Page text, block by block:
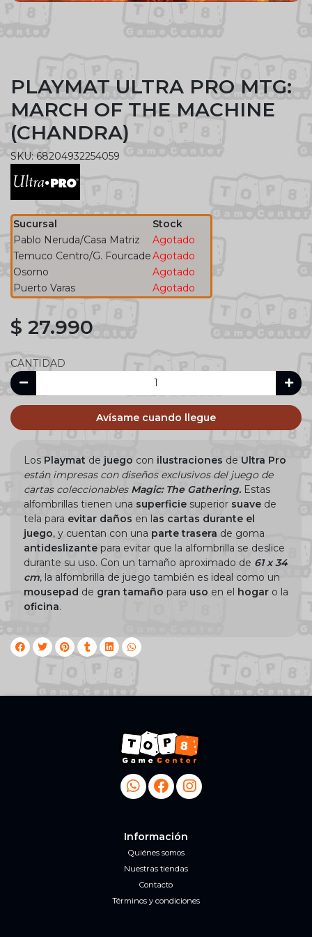
PLAYMAT ULTRA PRO MTG:
MARCH OF THE MACHINE
(CHANDRA)
SKU: 68204932254059
Sucursal
Stock
Pablo Neruda/Casa Matriz
Agotado
Temuco Centro/G. FourcadeAgotado
Osorno
Agotado
Puerto Varas
Agotado
$ 27.990
CANTIDAD
Avísame cuando llegue
Los Playmat de juego con ilustraciones de Ultra Pro
estánimpresas con diseños exclusivos del juego de
cartas coleccionables Magic: The Gathering. Estas
alfombrillas tienen una superficie superior suave de
tela para evitar daños en las cartas durante el
juego, y cuentan con una parte trasera de goma
antideslizante para evitar que la alfombrilla se deslice
durante su uso. Con un tamaño aproximado de 61 x 34
cm, la alfombrilla de juego también es ideal como un
mousepad de gran tamaño para uso en el hogar o la
oficina.
Información
Quiénes somos
Nuestras tiendas
Contacto
Términos y condiciones